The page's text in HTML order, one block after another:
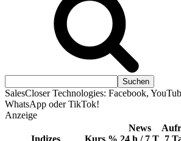
SalesCloser Technologies: Facebook,
WhatsApp oder TikTok!
Anzeige
Indizes Kurs %
News
24 h / 7 T 7